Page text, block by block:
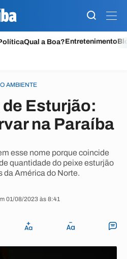
Qual a Boa?Entretenimento
AMBIENTE
Esturjão:
na Paraíba
esse nome porque coincide
quantidade do peixe esturjão
da América do Norte.
01/08/2023 às 8:41